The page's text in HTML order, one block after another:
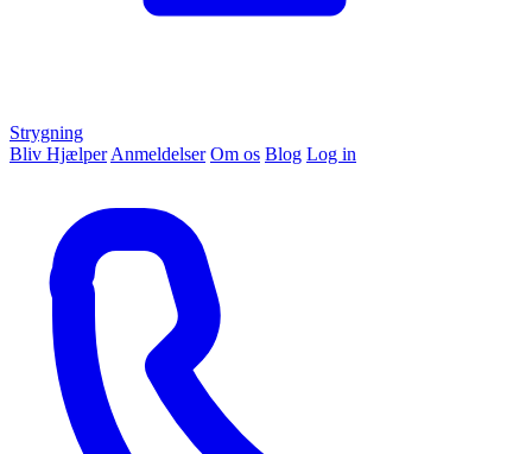
Strygning
Bliv Hjælper Anmeldelser Om os Blog Log in